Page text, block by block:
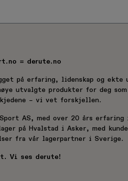
= derute.no
på erfaring, lidenskap og ekte
utvalgte produkter for deg
– vi vet forskjellen.
Sport AS, med over 20 års
på Hvalstad i Asker, med
fra vår lagerpartner i Sverige.
Vi ses derute!